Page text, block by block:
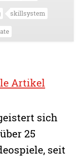
skillsystem
Artikel
sich
25
seit